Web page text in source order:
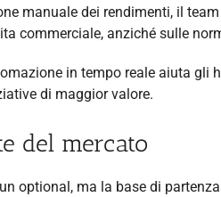
manuale dei rendimenti, il
commerciale, anziché sulle
in tempo reale aiuta gli
di maggior valore.
del mercato
optional, ma la base di